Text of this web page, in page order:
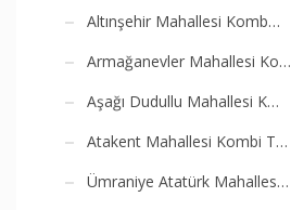
Altınşehir Mahallesi Komb…
Armağanevler Mahallesi Ko…
Aşağı Dudullu Mahallesi K…
Atakent Mahallesi Kombi T…
Ümraniye Atatürk Mahalles…